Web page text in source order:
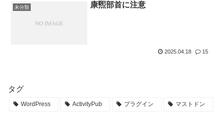
未分類 康煕部首に注意
2025.04.18 15
タグ
WordPress ActivityPub プラグイン マストドン